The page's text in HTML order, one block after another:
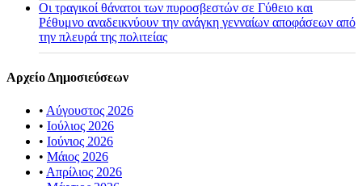
Οι τραγικοί θάνατοι των πυροσβεστών σε Γύθειο και
Ρέθυμνο αναδεικνύουν την ανάγκη γενναίων αποφάσεων από
την πλευρά της πολιτείας
Αρχείο Δημοσιεύσεων
• Αύγουστος 2026
• Ιούλιος 2026
• Ιούνιος 2026
• Μάιος 2026
• Απρίλιος 2026